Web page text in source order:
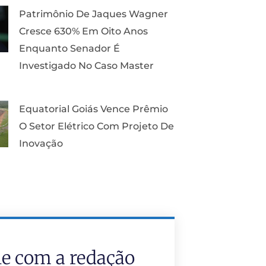
Patrimônio De Jaques Wagner
Cresce 630% Em Oito Anos
Enquanto Senador É
Investigado No Caso Master
Equatorial Goiás Vence Prêmio
O Setor Elétrico Com Projeto De
Inovação
com a redação